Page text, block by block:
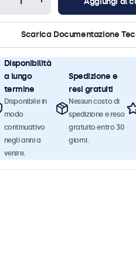
Scarica Documentazione
Disponibilità
a lungo
termine
Disponibile in
modo
continuativo
negli anni a
venire.
Spedizione e
resi gratuiti
Nessun costo di
spedizione e reso
gratuito entro 30
giorni.